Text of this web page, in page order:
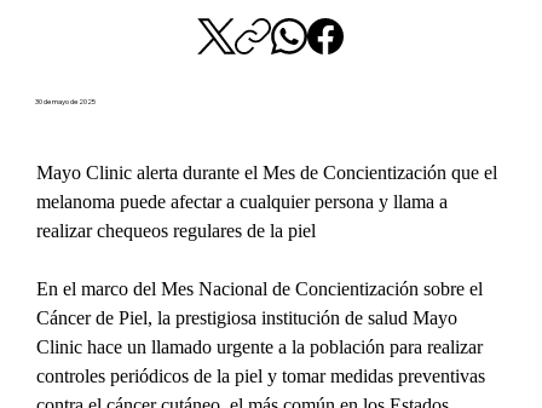
30 de mayo de 2025
Mayo Clinic alerta durante el Mes de Concientización que el
melanoma puede afectar a cualquier persona y llama a
realizar chequeos regulares de la piel
En el marco del Mes Nacional de Concientización sobre el
Cáncer de Piel, la prestigiosa institución de salud Mayo
Clinic hace un llamado urgente a la población para realizar
controles periódicos de la piel y tomar medidas preventivas